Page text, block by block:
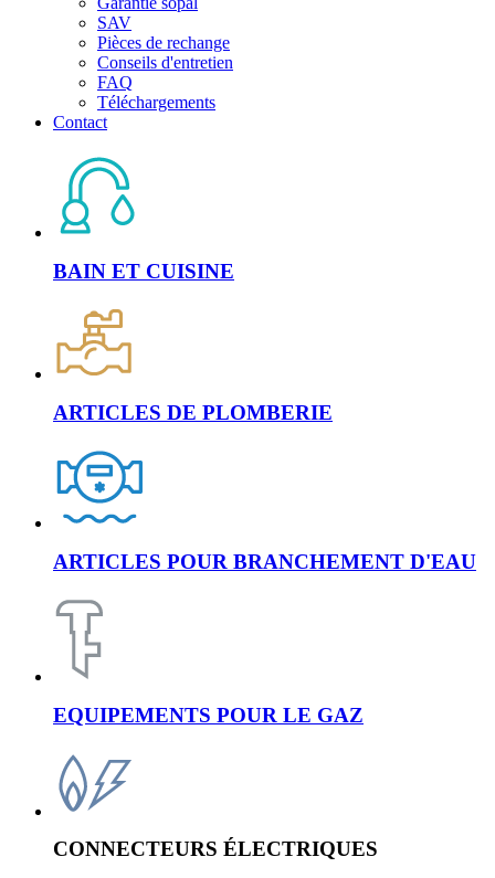
SAV
Pièces de rechange
Conseils d'entretien
FAQ
Téléchargements
Contact
BAIN ET CUISINE
ARTICLES DE PLOMBERIE
ARTICLES POUR BRANCHEMENT D'EAU
EQUIPEMENTS POUR LE GAZ
CONNECTEURS ÉLECTRIQUES